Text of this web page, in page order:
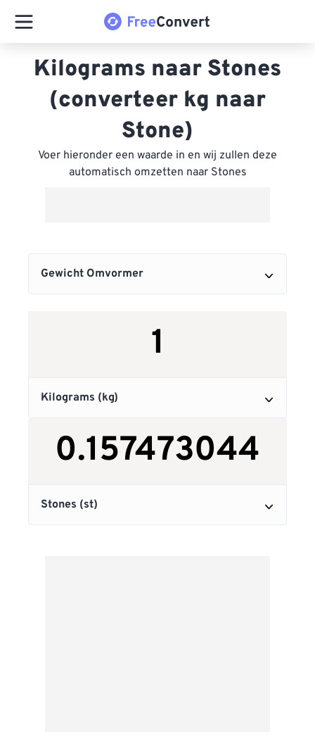
Kilograms naar Stones
(converteer kg naar
Stone)
Voer hieronder een waarde in en wij zullen deze
automatisch omzetten naar Stones